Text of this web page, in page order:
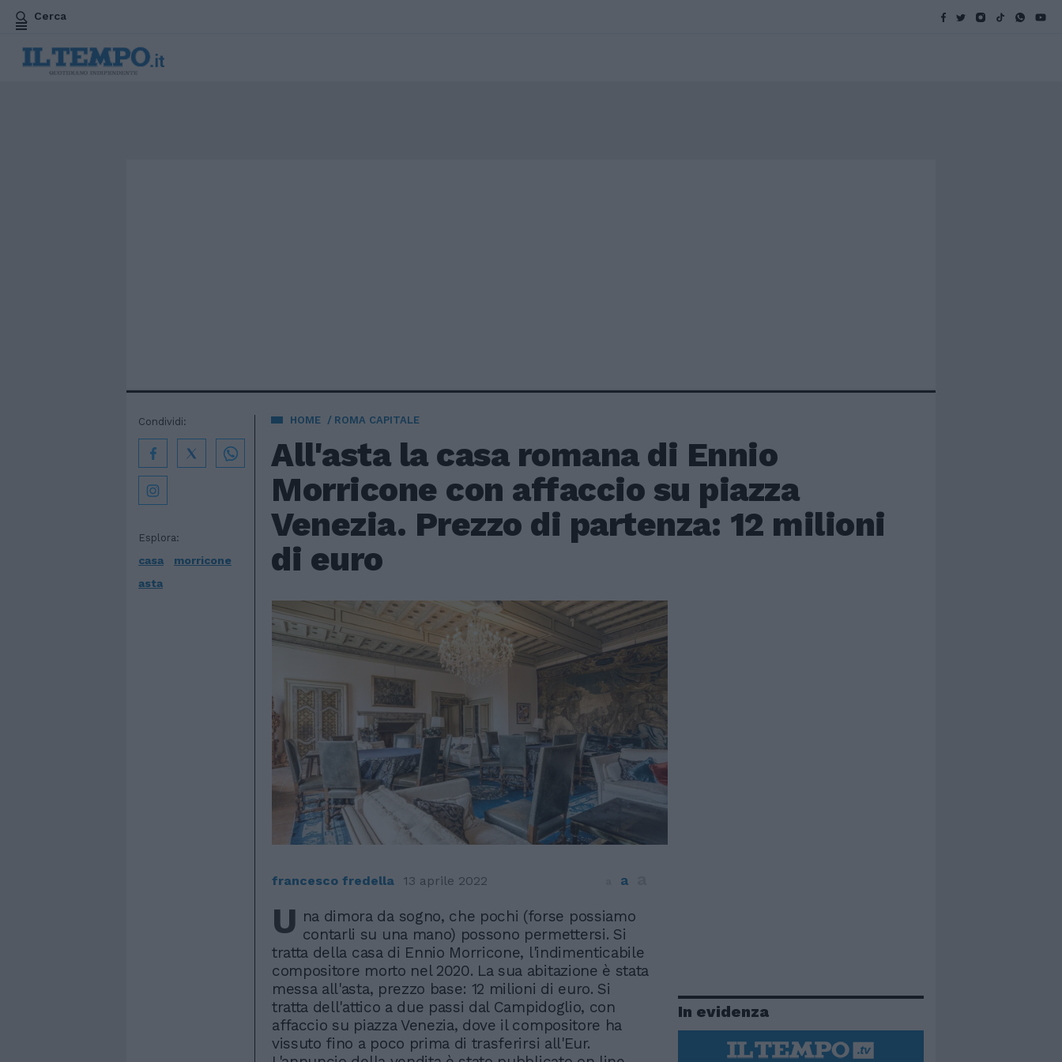
Cerca
HOME ROMA CAPITALE
All'asta la casa romana di Ennio
Morricone con affaccio su piazza
Venezia. Prezzo di partenza: 12 milioni
di euro
Esplora:
casa
morricone
asta
Condividi:
francesco fredella 13 aprile 2022 a
U na dimora da sogno, che pochi (forse possiamo
contarli su una mano) possono permettersi. Si
tratta della casa di Ennio Morricone, l'indimenticabile
compositore morto nel 2020. La sua abitazione è stata
messa all'asta, prezzo base: 12 milioni di euro. Si
tratta dell'attico a due passi dal Campidoglio, con
affaccio su piazza Venezia, dove il compositore ha
vissuto fino a poco prima di trasferirsi all'Eur.
In evidenza